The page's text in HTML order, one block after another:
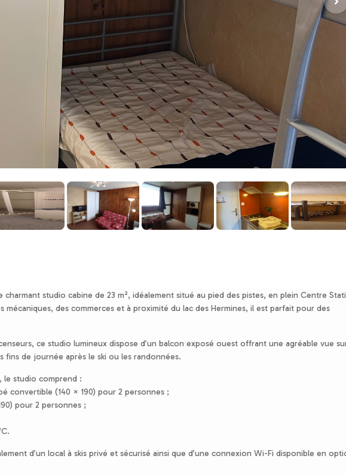
charmant studio cabine de 23 m², idéalement situé au pied des pistes, en plein Centre
mécaniques, des commerces et à proximité du lac des Hermines, il est parfait pour des
ce studio lumineux dispose d’un balcon exposé ouest offrant une agréable vue
de journée après le ski ou les randonnées.
le studio comprend :
convertible (140 × 190) pour 2 personnes ;
pour 2 personnes ;
d’un local à skis privé et sécurisé ainsi que d’une connexion Wi-Fi disponible en